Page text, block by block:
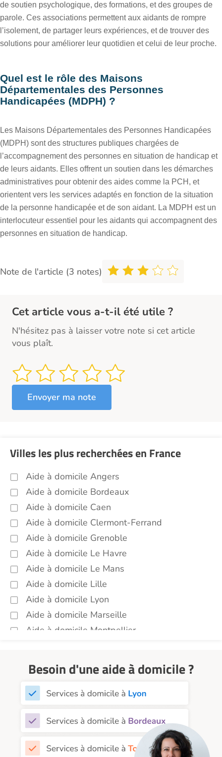
Villes les plus recherchées en France
Aide à domicile Angers
Aide à domicile Bordeaux
Aide à domicile Caen
Aide à domicile Clermont-Ferrand
Aide à domicile Grenoble
Aide à domicile Le Havre
Aide à domicile Le Mans
Aide à domicile Lille
Aide à domicile Lyon
Aide à domicile Marseille
Aide à domicile Montpellier
Aide à domicile Nîmes
Aide à domicile Orléans
Aide à domicile Perpignan
Aide à domicile Rennes
Aide à domicile Saint-Etienne
Besoin d'une aide à domicile ?
de soutien psychologique, des formations, et des groupes de
parole. Ces associations permettent aux aidants de rompre
l’isolement, de partager leurs expériences, et de trouver des
solutions pour améliorer leur quotidien et celui de leur proche.
Quel est le rôle des Maisons
Départementales des Personnes
Handicapées (MDPH) ?
Les Maisons Départementales des Personnes Handicapées
(MDPH) sont des structures publiques chargées de
l’accompagnement des personnes en situation de handicap et
de leurs aidants. Elles offrent un soutien dans les démarches
administratives pour obtenir des aides comme la PCH, et
orientent vers les services adaptés en fonction de la situation
de la personne handicapée et de son aidant. La MDPH est un
interlocuteur essentiel pour les aidants qui accompagnent des
personnes en situation de handicap.
Note de l'article (3 notes)
Cet article vous a-t-il été utile ?
N'hésitez pas à laisser votre note si cet article
vous plaît.